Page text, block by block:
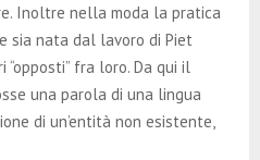
Inoltre nella moda la pratica
sia nata dal lavoro di Piet
fra loro. Da qui il
una parola di una lingua
di un’entità non esistente,